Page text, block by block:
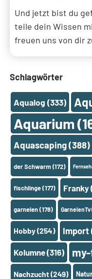
Und jetzt bist du
teile dein Wissen
freuen uns von dir
Schlagwörter
Aqualog (333)
Aquarium
Aquascaping(388)
der Schwarm(172)
fischlinge(177) Franky
garnelen(178) GarnelenTv
Hobby(254) Import
Kolumne(316)
Nachzucht(249) Natur